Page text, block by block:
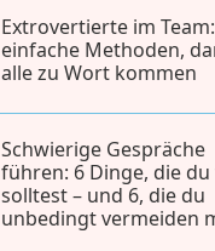
Extrovertierte im
einfache Methoden,
alle zu Wort kommen
Schwierige Gespräche
führen: 6 Dinge, die
solltest – und 6, die du
unbedingt vermeiden